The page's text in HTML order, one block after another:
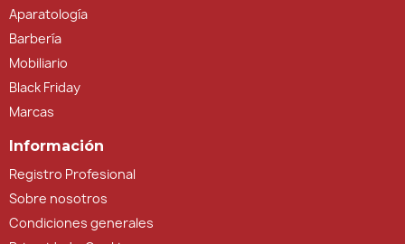
Aparatología
Barbería
Mobiliario
Black Friday
Marcas
Información
Registro Profesional
Sobre nosotros
Condiciones generales